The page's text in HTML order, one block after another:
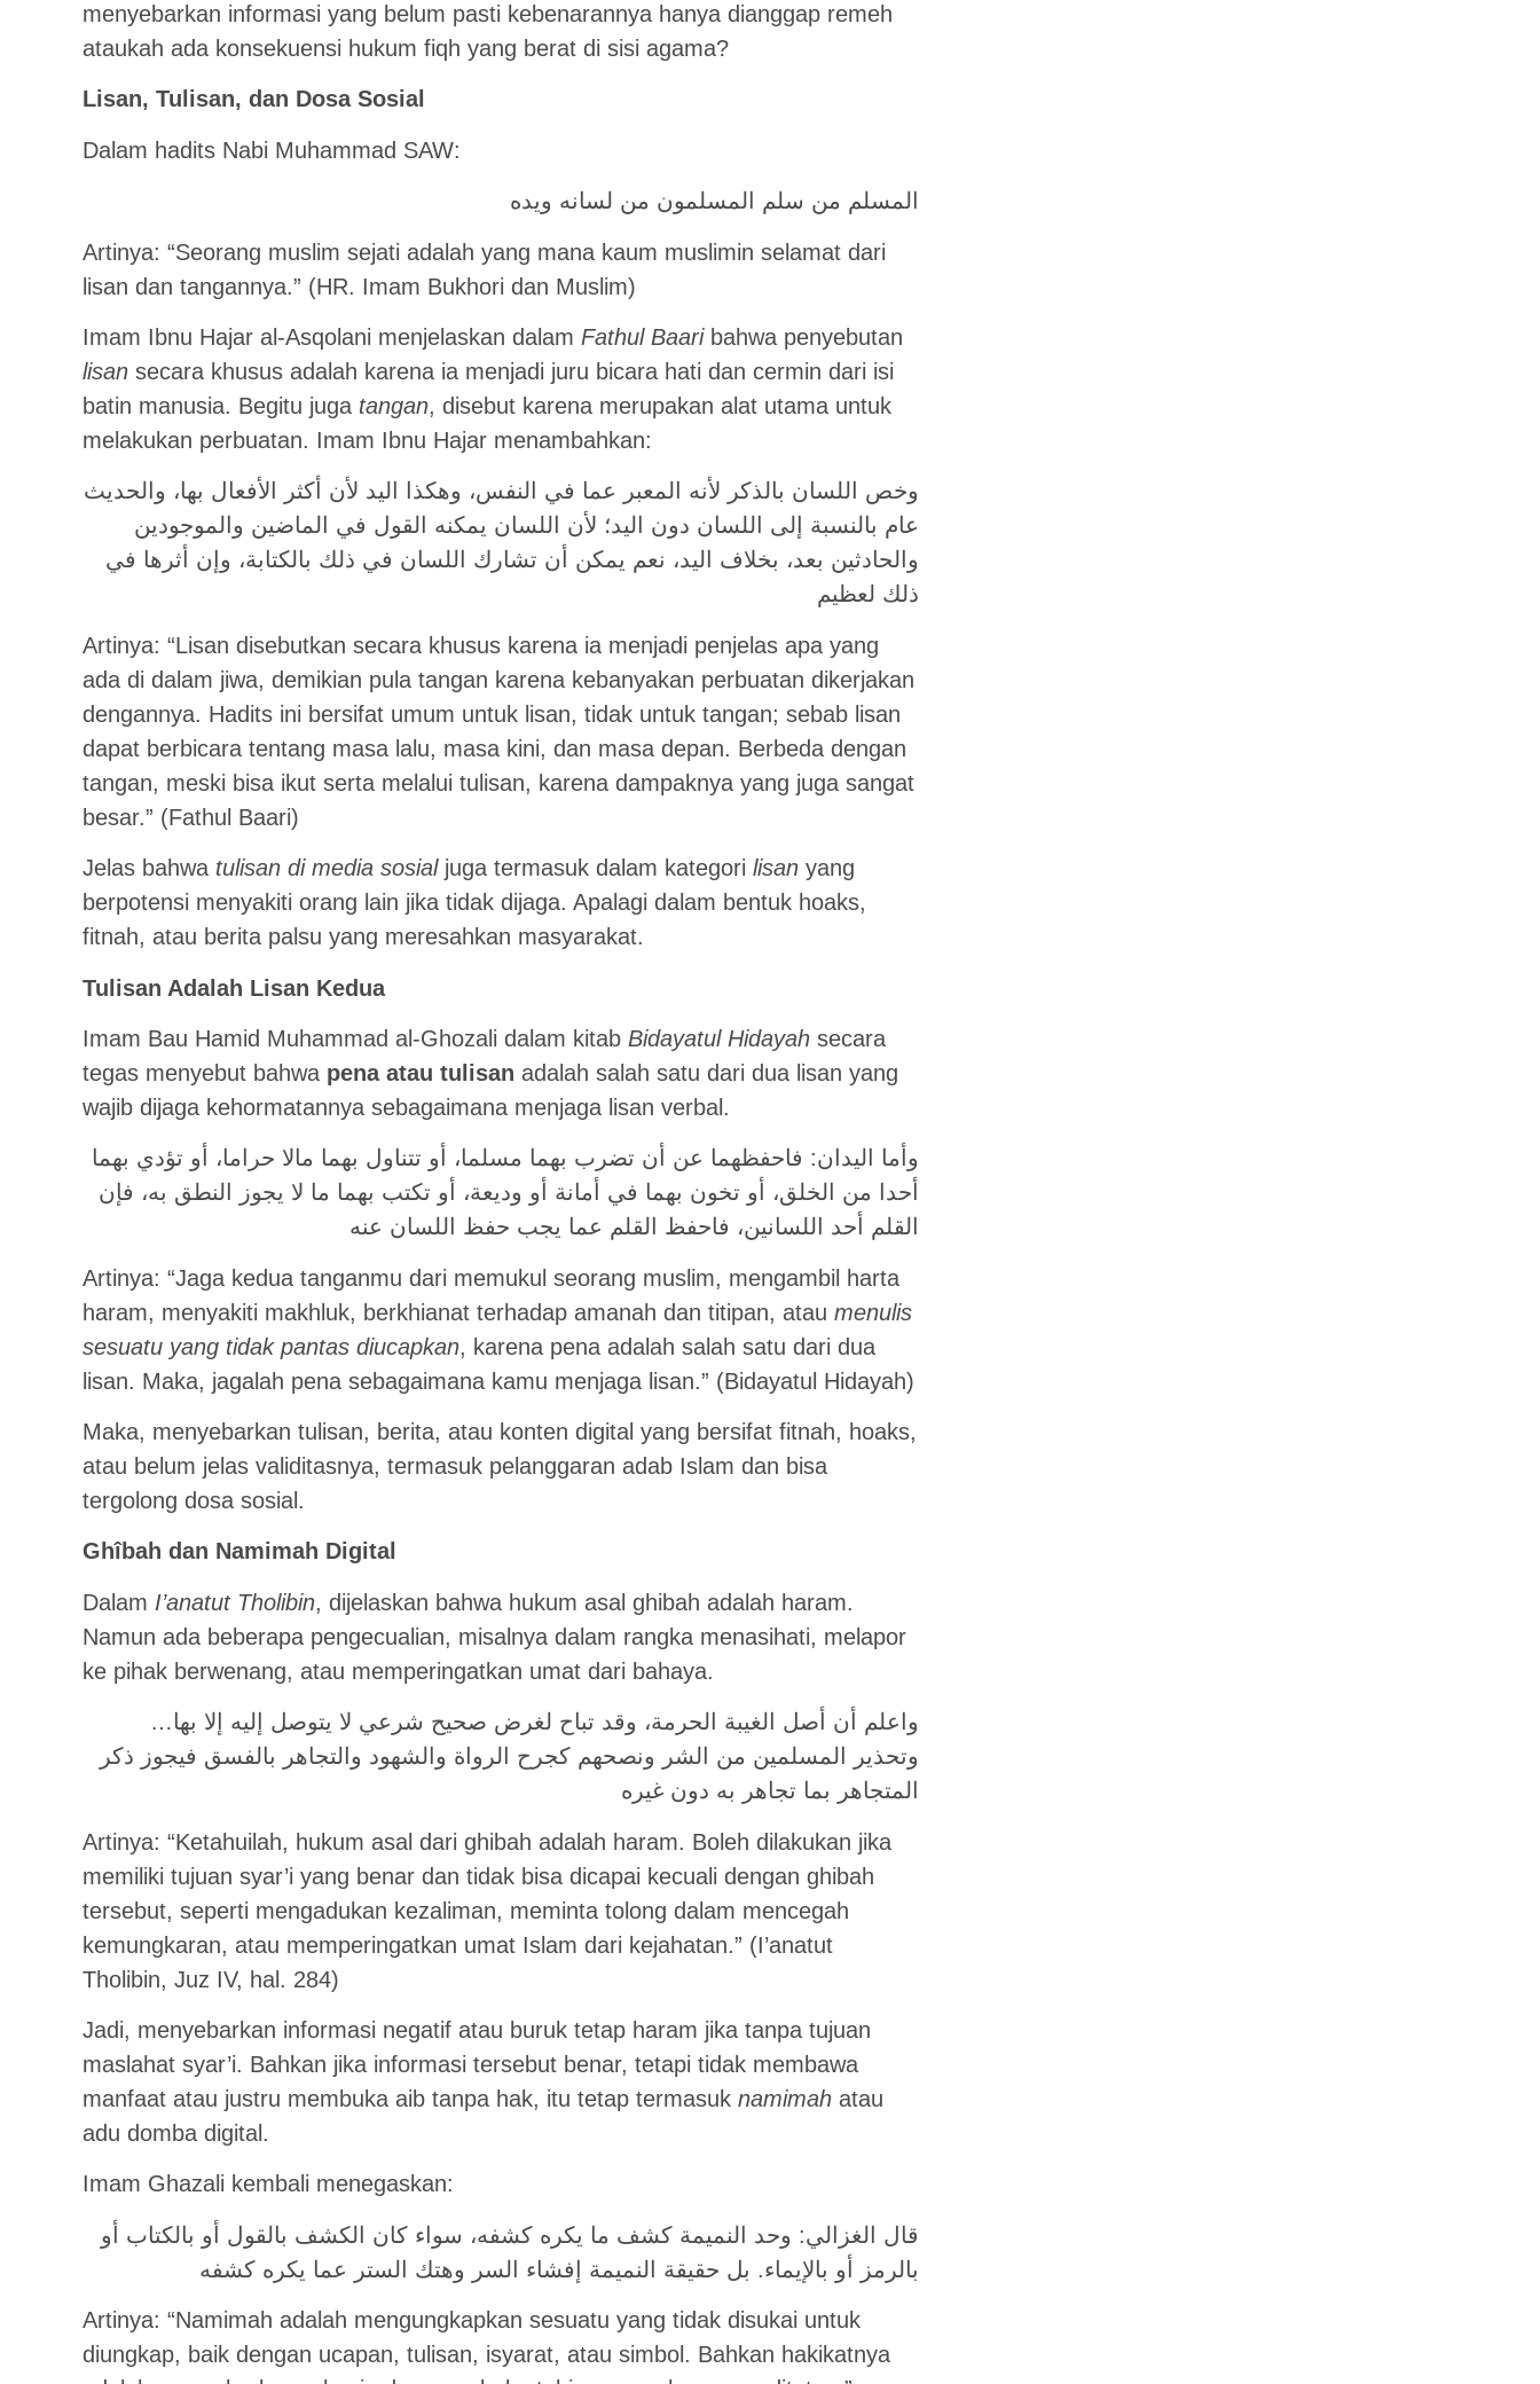
menyebarkan informasi yang belum pasti kebenarannya hanya dianggap remeh
ataukah ada konsekuensi hukum fiqh yang berat di sisi agama?
Lisan, Tulisan, dan Dosa Sosial
Dalam hadits Nabi Muhammad SAW:
المسلم من سلم المسلمون من لسانه ويده
Artinya: “Seorang muslim sejati adalah yang mana kaum muslimin selamat dari
lisan dan tangannya.” (HR. Imam Bukhori dan Muslim)
Imam Ibnu Hajar al-Asqolani menjelaskan dalam Fathul Baaribahwa penyebutan
lisan secara khusus adalah karena ia menjadi juru bicara hati dan cermin dari isi
batin manusia. Begitu juga tangan, disebut karena merupakan alat utama untuk
melakukan perbuatan. Imam Ibnu Hajar menambahkan:
وخص اللسان بالذكر لأنه المعبر عما في النفس، وهكذا اليد لأن أكثر الأفعال بها، والحديث
عام بالنسبة إلى اللسان دون اليد؛ لأن اللسان يمكنه القول في الماضين والموجودين
والحادثين بعد، بخلاف اليد، نعم يمكن أن تشارك اللسان في ذلك بالكتابة، وإن أثرها في
ذلك لعظيم
Artinya: “Lisan disebutkan secara khusus karena ia menjadi penjelas apa yang
ada di dalam jiwa, demikian pula tangan karena kebanyakan perbuatan dikerjakan
dengannya. Hadits ini bersifat umum untuk lisan, tidak untuk tangan; sebab lisan
dapat berbicara tentang masa lalu, masa kini, dan masa depan. Berbeda dengan
tangan, meski bisa ikut serta melalui tulisan, karena dampaknya yang juga sangat
besar.” (Fathul Baari)
Jelas bahwa tulisan di media sosialjuga termasuk dalam kategori lisan yang
berpotensi menyakiti orang lain jika tidak dijaga. Apalagi dalam bentuk hoaks,
fitnah, atau berita palsu yang meresahkan masyarakat.
Tulisan Adalah Lisan Kedua
Imam Bau Hamid Muhammad al-Ghozali dalam kitab Bidayatul Hidayah secara
tegas menyebut bahwa pena atau tulisan adalah salah satu dari dua lisan yang
wajib dijaga kehormatannya sebagaimana menjaga lisan verbal.
وأما اليدان: فاحفظهما عن أن تضرب بهما مسلما، أو تتناول بهما مالا حراما، أو تؤدي بهما
أحدا من الخلق، أو تخون بهما في أمانة أو وديعة، أو تكتب بهما ما لا يجوز النطق به، فإن
القلم أحد اللسانين، فاحفظ القلم عما يجب حفظ اللسان عنه
Artinya: “Jaga kedua tanganmu dari memukul seorang muslim, mengambil harta
haram, menyakiti makhluk, berkhianat terhadap amanah dan titipan, atau menulis
sesuatu yang tidak pantas diucapkan, karena pena adalah salah satu dari dua
lisan. Maka, jagalah pena sebagaimana kamu menjaga lisan.” (Bidayatul Hidayah)
Maka, menyebarkan tulisan, berita, atau konten digital yang bersifat fitnah, hoaks,
atau belum jelas validitasnya, termasuk pelanggaran adab Islam dan bisa
tergolong dosa sosial.
Ghîbah dan Namimah Digital
Dalam I’anatut Tholibin, dijelaskan bahwa hukum asal ghibah adalah haram.
Namun ada beberapa pengecualian, misalnya dalam rangka menasihati, melapor
ke pihak berwenang, atau memperingatkan umat dari bahaya.
واعلم أن أصل الغيبة الحرمة، وقد تباح لغرض صحيح شرعي لا يتوصل إليه إلا بها…
وتحذير المسلمين من الشر ونصحهم كجرح الرواة والشهود والتجاهر بالفسق فيجوز ذكر
المتجاهر بما تجاهر به دون غيره
Artinya: “Ketahuilah, hukum asal dari ghibah adalah haram. Boleh dilakukan jika
memiliki tujuan syar’i yang benar dan tidak bisa dicapai kecuali dengan ghibah
tersebut, seperti mengadukan kezaliman, meminta tolong dalam mencegah
kemungkaran, atau memperingatkan umat Islam dari kejahatan.” (I’anatut
Tholibin, Juz IV, hal. 284)
Jadi, menyebarkan informasi negatif atau buruk tetap haram jika tanpa tujuan
maslahat syar’i. Bahkan jika informasi tersebut benar, tetapi tidak membawa
manfaat atau justru membuka aib tanpa hak, itu tetap termasuk namimah atau
adu domba digital.
Imam Ghazali kembali menegaskan:
قال الغزالي: وحد النميمة كشف ما يكره كشفه، سواء كان الكشف بالقول أو بالكتاب أو
بالرمز أو بالإيماء. بل حقيقة النميمة إفشاء السر وهتك الستر عما يكره كشفه
Artinya: “Namimah adalah mengungkapkan sesuatu yang tidak disukai untuk
diungkap, baik dengan ucapan, tulisan, isyarat, atau simbol. Bahkan hakikatnya